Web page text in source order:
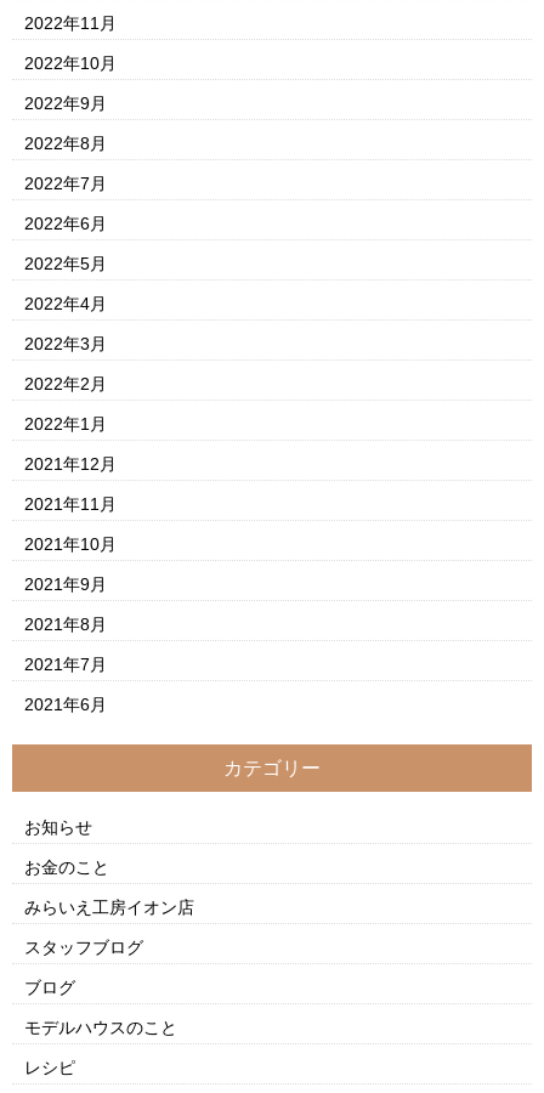
2022年11月
2022年10月
2022年9月
2022年8月
2022年7月
2022年6月
2022年5月
2022年4月
2022年3月
2022年2月
2022年1月
2021年12月
2021年11月
2021年10月
2021年9月
2021年8月
2021年7月
2021年6月
カテゴリー
お知らせ
お金のこと
みらいえ工房イオン店
スタッフブログ
ブログ
モデルハウスのこと
レシピ